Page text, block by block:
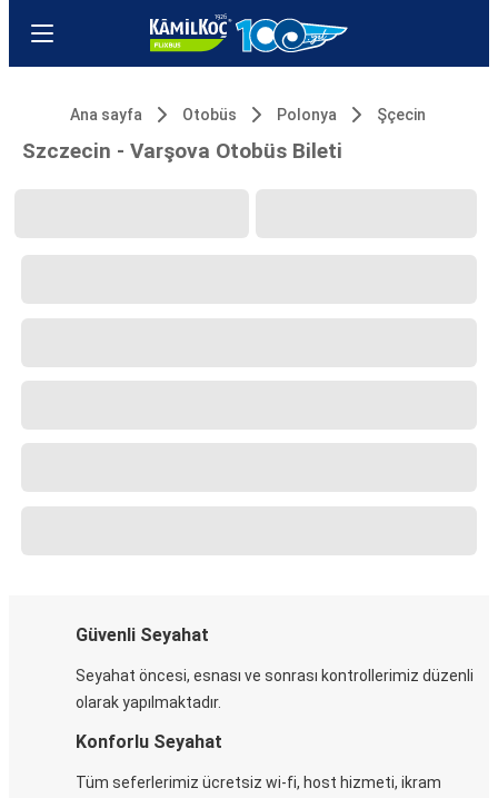
Ana sayfa Otobüs Polonya Şçecin
Szczecin - Varşova Otobüs Bileti
Güvenli Seyahat
Seyahat öncesi, esnası ve sonrası kontrollerimiz düzenli
olarak yapılmaktadır.
Konforlu Seyahat
Tüm seferlerimiz ücretsiz wi-fi, host hizmeti, ikram